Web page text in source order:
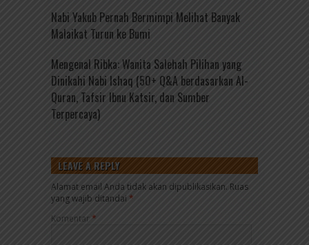
Nabi Yakub Pernah Bermimpi Melihat Banyak
Malaikat Turun ke Bumi
Mengenal Ribka: Wanita Salehah Pilihan yang
Dinikahi Nabi Ishaq (50+ Q&A berdasarkan Al-
Quran, Tafsir Ibnu Katsir, dan Sumber
Terpercaya)
LEAVE A REPLY
Alamat email Anda tidak akan dipublikasikan. Ruas
yang wajib ditandai *
Komentar *